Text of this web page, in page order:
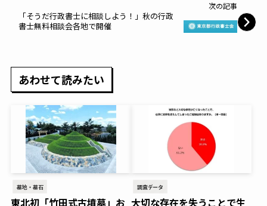
次の記事
「そうだ行政書士に相談しよう！」秋の行政
書士無料相談会各地で開催
あわせて読みたい
墓地・墓石
東北初「竹田式古墳墓」お
調査データ
大切な存在を失うことで生